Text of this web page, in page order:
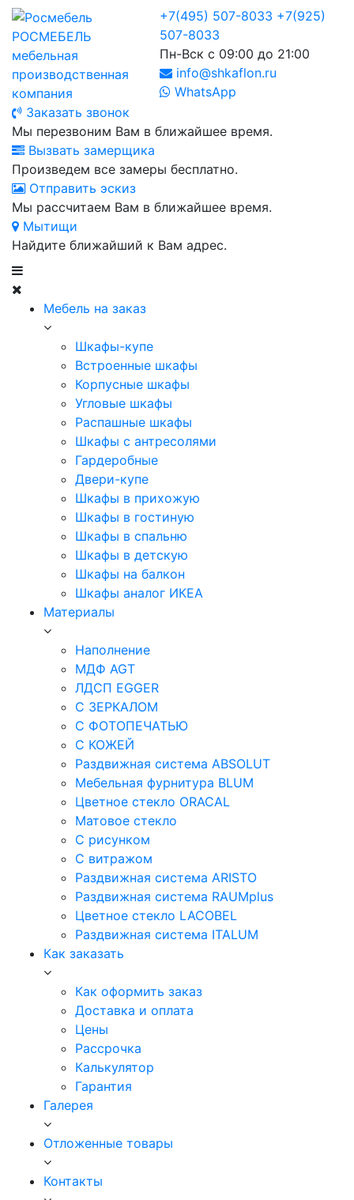
РОСМЕБЕЛЬ
мебельная
производственная
компания
+7(495) 507-8033 +7(925)
507-8033
Пн-Вск с 09:00 до 21:00
info@shkaflon.ru
WhatsApp
Заказать звонок
Мы перезвоним Вам в ближайшее время.
Вызвать замерщика
Произведем все замеры бесплатно.
Отправить эскиз
Мы рассчитаем Вам в ближайшее время.
Мытищи
Найдите ближайший к Вам адрес.
Мебель на заказ
Шкафы-купе
Встроенные шкафы
Корпусные шкафы
Угловые шкафы
Распашные шкафы
Шкафы с антресолями
Гардеробные
Двери-купе
Шкафы в прихожую
Шкафы в гостиную
Шкафы в спальню
Шкафы в детскую
Шкафы на балкон
Шкафы аналог ИКЕА
Материалы
Наполнение
МДФ AGT
ЛДСП EGGER
С ЗЕРКАЛОМ
С ФОТОПЕЧАТЬЮ
С КОЖЕЙ
Раздвижная система ABSOLUT
Мебельная фурнитура BLUM
Цветное стекло ORACAL
Матовое стекло
C рисунком
C витражом
Раздвижная система ARISTO
Раздвижная система RAUMplus
Цветное стекло LACOBEL
Раздвижная система ITALUM
Как заказать
Как оформить заказ
Доставка и оплата
Цены
Рассрочка
Калькулятор
Гарантия
Галерея
Отложенные товары
Контакты